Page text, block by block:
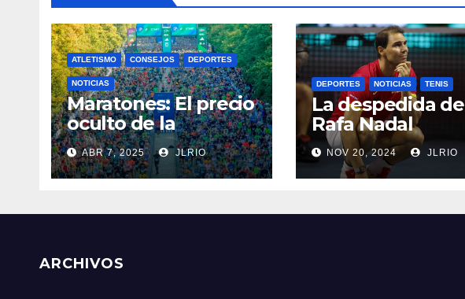
ATLETISMO CONSEJOS DEPORTES
NOTICIAS
Maratones: El precio
oculto de la
resistencia
ABR 7, 2025 JLRIO
DEPORTES NOTICIAS TENIS
La despedida de
Rafa Nadal
NOV 20, 2024 JLRIO
ARCHIVOS